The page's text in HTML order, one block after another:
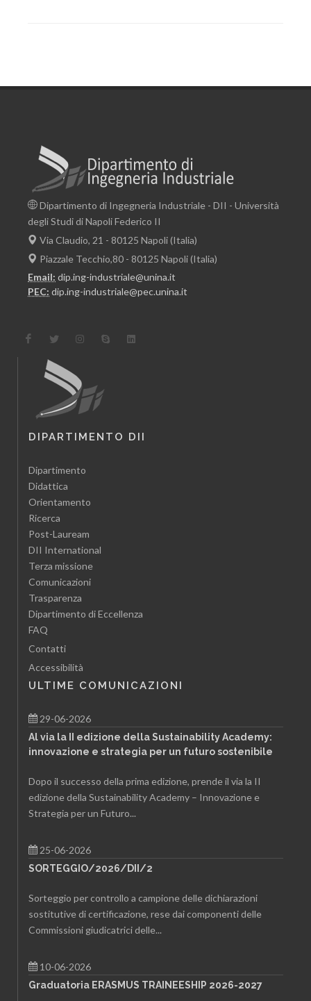
Dipartimento di Ingegneria Industriale - DII - Università
degli Studi di Napoli Federico II
Via Claudio, 21 - 80125 Napoli (Italia)
Piazzale Tecchio,80 - 80125 Napoli (Italia)
Email: dip.ing-industriale@unina.it
PEC: dip.ing-industriale@pec.unina.it
DIPARTIMENTO DII
Dipartimento
Didattica
Orientamento
Ricerca
Post-Lauream
DII International
Terza missione
Comunicazioni
Trasparenza
Dipartimento di Eccellenza
FAQ
Contatti
Accessibilità
ULTIME COMUNICAZIONI
29-06-2026
Al via la II edizione della Sustainability Academy:
innovazione e strategia per un futuro sostenibile
Dopo il successo della prima edizione, prende il via la II
edizione della Sustainability Academy – Innovazione e
Strategia per un Futuro...
25-06-2026
SORTEGGIO/2026/DII/2
Sorteggio per controllo a campione delle dichiarazioni
sostitutive di certificazione, rese dai componenti delle
Commissioni giudicatrici delle...
10-06-2026
Graduatoria ERASMUS TRAINEESHIP 2026-2027